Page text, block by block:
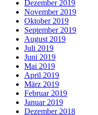
Dezember 2019
November 2019
Oktober 2019
September 2019
August 2019
Juli 2019
Juni 2019
Mai 2019
April 2019
März 2019
Februar 2019
Januar 2019
Dezember 2018